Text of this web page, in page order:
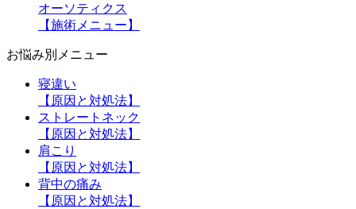
オーソティクス
【施術メニュー】
お悩み別メニュー
寝違い
【原因と対処法】
ストレートネック
【原因と対処法】
肩こり
【原因と対処法】
背中の痛み
【原因と対処法】